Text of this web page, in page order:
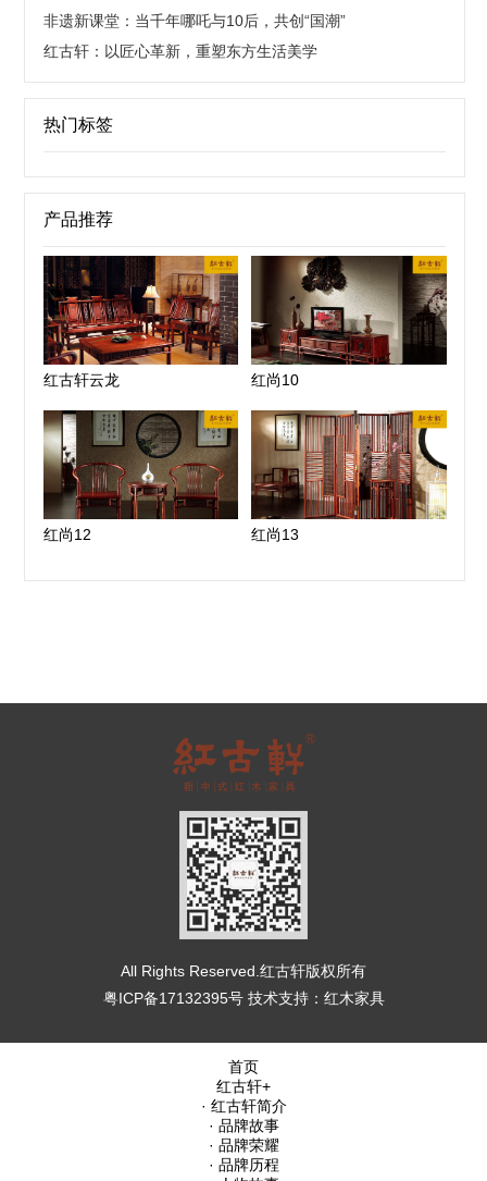
非遗新课堂：当千年哪吒与10后，共创“国潮”
红古轩：以匠心革新，重塑东方生活美学
热门标签
产品推荐
红古轩云龙 红尚10
红尚12 红尚13
All Rights Reserved.红古轩版权所有
粤ICP备17132395号技术支持： 红木家具
首页
红古轩+
· 红古轩简介
· 品牌故事
· 品牌荣耀
· 品牌历程